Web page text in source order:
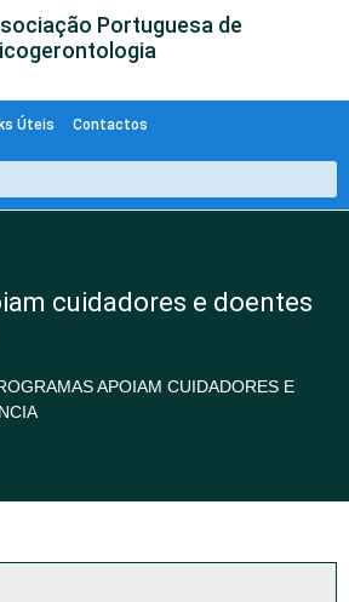
Portuguesa de
Úteis Contactos
cuidadores e doentes
APOIAM CUIDADORES E